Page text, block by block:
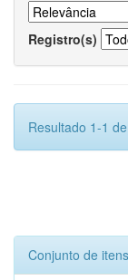
Registro(s)
Resultado 1-1
Conjunto de